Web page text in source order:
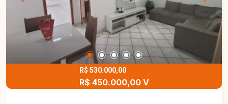
R$ 530.000,00
R$ 450.000,00 V